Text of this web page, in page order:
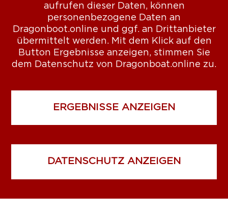
aufrufen dieser Daten, können
personenbezogene Daten an
Dragonboot.online und ggf. an Drittanbieter
übermittelt werden. Mit dem Klick auf den
Button Ergebnisse anzeigen, stimmen Sie
dem Datenschutz von Dragonboat.online zu.
ERGEBNISSE ANZEIGEN
DATENSCHUTZ ANZEIGEN